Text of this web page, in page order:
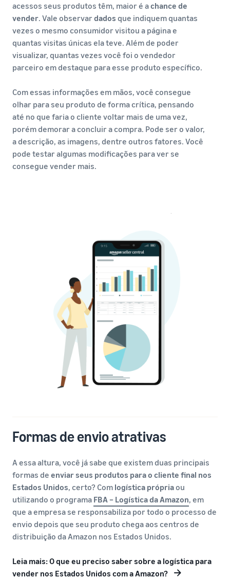
acessos seus produtos têm, maior é achance de
vender. Vale observar dados que indiquem quantas
vezes o mesmo consumidor visitou a página e
quantas visitas únicas ela teve. Além de poder
visualizar, quantas vezes você foi o vendedor
parceiro em destaque para esse produto específico.
Com essas informações em mãos, você consegue
olhar para seu produto de forma crítica, pensando
até no que faria o cliente voltar mais de uma vez,
porém demorar a concluir a compra. Pode ser o valor,
a descrição, as imagens, dentre outros fatores. Você
pode testar algumas modificações para ver se
consegue vender mais.
Formas de envio atrativas
A essa altura, você já sabe que existem duas principais
formas de enviar seus produtos para o cliente final nos
Estados Unidos, certo? Com logística própriaou
utilizando o programa FBA – Logística da Amazon, em
que a empresa se responsabiliza por todo o processo de
envio depois que seu produto chega aos centros de
distribuição da Amazon nos Estados Unidos.
Leia mais: O que eu preciso saber sobre a logística para
vender nos Estados Unidos com a Amazon?